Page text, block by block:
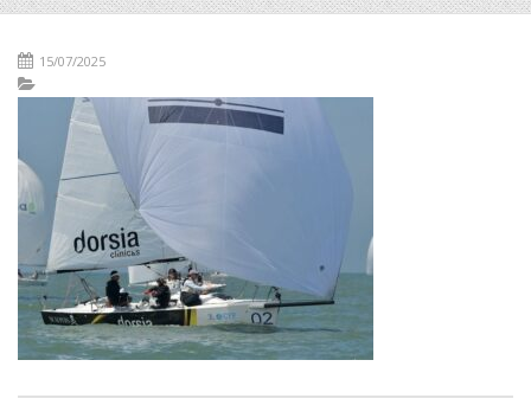
15/07/2025